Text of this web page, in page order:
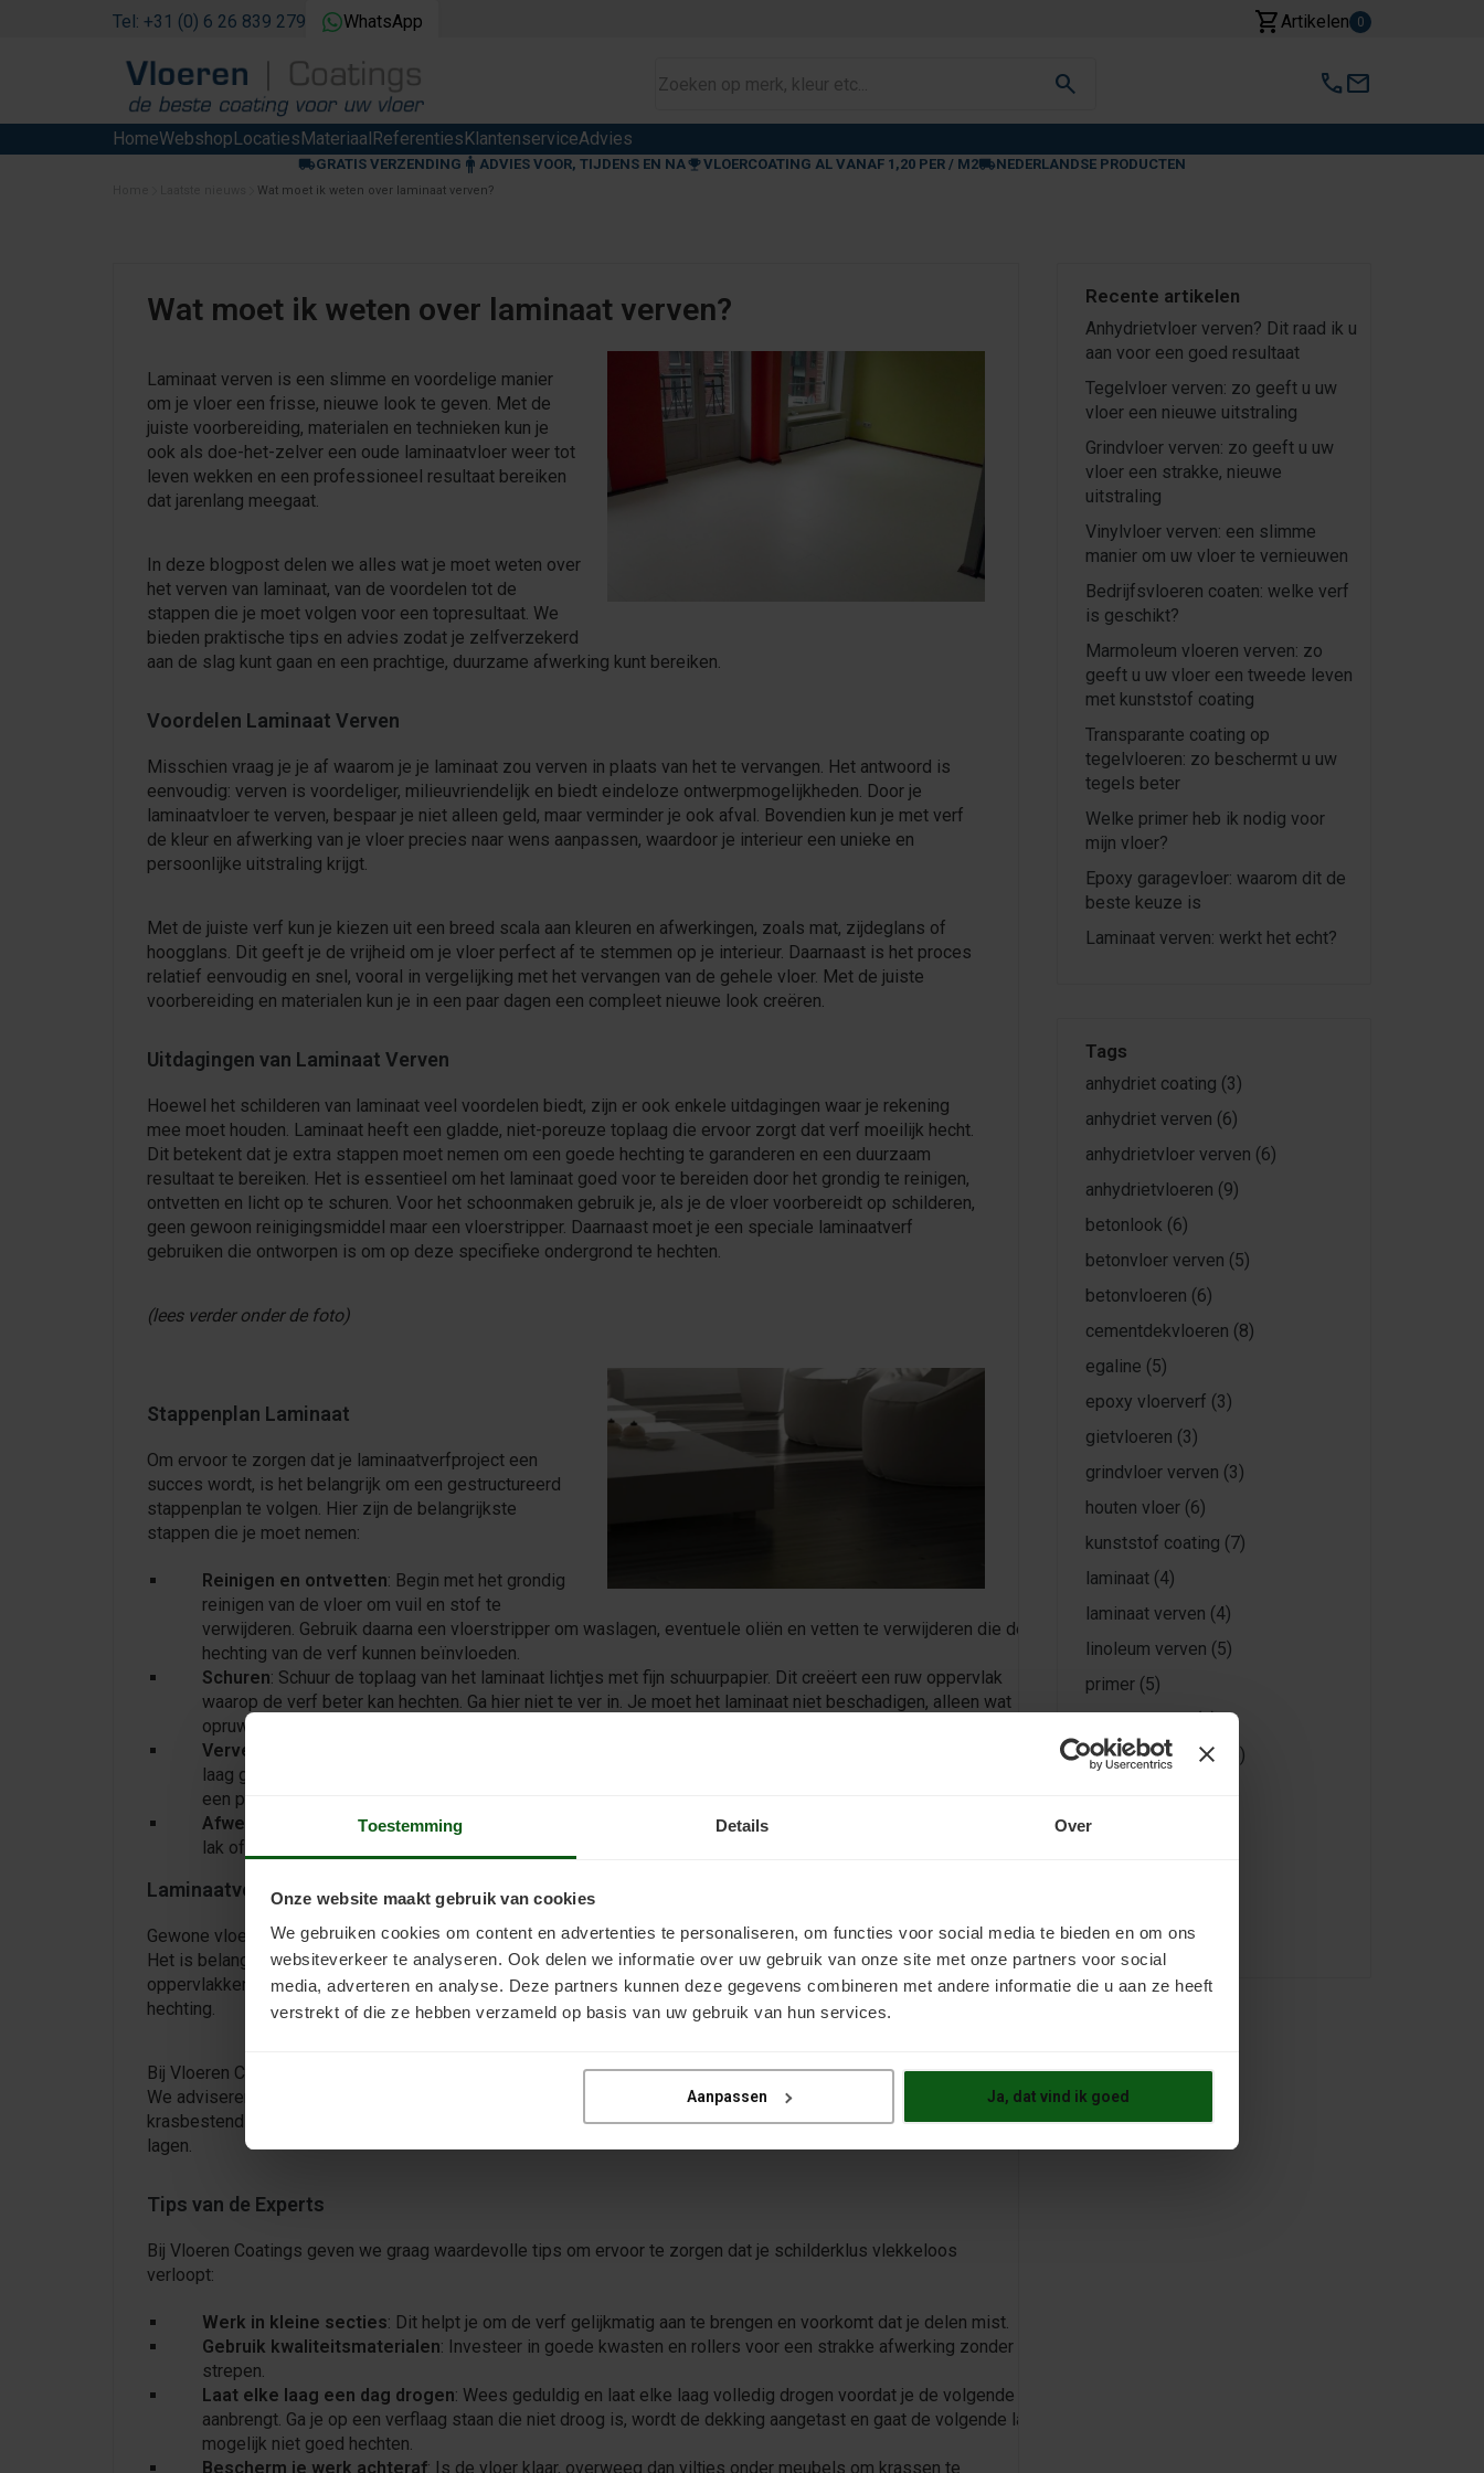
Toestemming Details Over
Onze website maakt gebruik van cookies
We gebruiken cookies om content en advertenties te personaliseren, om functies voor social media te bieden en om ons
websiteverkeer te analyseren. Ook delen we informatie over uw gebruik van onze site met onze partners voor social
media, adverteren en analyse. Deze partners kunnen deze gegevens combineren met andere informatie die u aan ze heeft
verstrekt of die ze hebben verzameld op basis van uw gebruik van hun services.
Aanpassen Ja, dat vind ik goed
Tel: +31 (0) 6 26 839 279 WhatsApp shopping_cartArtikelen 0
search callmail
HomeWebshopLocatiesMateriaalReferentiesKlantenserviceAdvies
GRATIS VERZENDING ADVIES VOOR, TIJDENS EN NA VLOERCOATING AL VANAF 1,20 PER / M2 NEDERLANDSE PRODUCTEN
Wat moet ik weten over laminaat verven?
Wat moet ik weten over laminaat verven?
Laminaat verven is een slimme en voordelige manier
om je vloer een frisse, nieuwe look te geven. Met de
juiste voorbereiding, materialen en technieken kun je
ook als doe-het-zelver een oude laminaatvloer weer tot
leven wekken en een professioneel resultaat bereiken
dat jarenlang meegaat.
In deze blogpost delen we alles wat je moet weten over
het verven van laminaat, van de voordelen tot de
stappen die je moet volgen voor een topresultaat. We
bieden praktische tips en advies zodat je zelfverzekerd
aan de slag kunt gaan en een prachtige, duurzame afwerking kunt bereiken.
Voordelen Laminaat Verven
Misschien vraag je je af waarom je je laminaat zou verven in plaats van het te vervangen. Het antwoord is
eenvoudig: verven is voordeliger, milieuvriendelijk en biedt eindeloze ontwerpmogelijkheden. Door je
laminaatvloer te verven, bespaar je niet alleen geld, maar verminder je ook afval. Bovendien kun je met verf
de kleur en afwerking van je vloer precies naar wens aanpassen, waardoor je interieur een unieke en
persoonlijke uitstraling krijgt.
Met de juiste verf kun je kiezen uit een breed scala aan kleuren en afwerkingen, zoals mat, zijdeglans of
hoogglans. Dit geeft je de vrijheid om je vloer perfect af te stemmen op je interieur. Daarnaast is het proces
relatief eenvoudig en snel, vooral in vergelijking met het vervangen van de gehele vloer. Met de juiste
voorbereiding en materialen kun je in een paar dagen een compleet nieuwe look creëren.
Uitdagingen van Laminaat Verven
Hoewel het schilderen van laminaat veel voordelen biedt, zijn er ook enkele uitdagingen waar je rekening
mee moet houden. Laminaat heeft een gladde, niet-poreuze toplaag die ervoor zorgt dat verf moeilijk hecht.
Dit betekent dat je extra stappen moet nemen om een goede hechting te garanderen en een duurzaam
resultaat te bereiken. Het is essentieel om het laminaat goed voor te bereiden door het grondig te reinigen,
ontvetten en licht op te schuren. Voor het schoonmaken gebruik je, als je de vloer voorbereidt op schilderen,
geen gewoon reinigingsmiddel maar een vloerstripper. Daarnaast moet je een speciale laminaatverf
gebruiken die ontworpen is om op deze specifieke ondergrond te hechten.
(lees verder onder de foto)
Stappenplan Laminaat
Om ervoor te zorgen dat je laminaatverfproject een
succes wordt, is het belangrijk om een gestructureerd
stappenplan te volgen. Hier zijn de belangrijkste
stappen die je moet nemen:
Reinigen en ontvetten: Begin met het grondig
reinigen van de vloer om vuil en stof te
verwijderen. Gebruik daarna een vloerstripper om waslagen, eventuele oliën en vetten te verwijderen die de
hechting van de verf kunnen beïnvloeden.
Schuren: Schuur de toplaag van het laminaat lichtjes met fijn schuurpapier. Dit creëert een ruw oppervlak
waarop de verf beter kan hechten. Ga hier niet te ver in. Je moet het laminaat niet beschadigen, alleen wat
opruwen.
Verven
laag goed drogen voordat je een nieuwe aanbrengt. Dit duur circa 24 uur. Kunststofcoating voor laminaat maakt
een primer overbodig!
Afwerking
: Voor extra duurzaamheid kun je een beschermende toplaag aanbrengen, zoals een transparante
lak of sealer. Dit helpt de verf te beschermen tegen slijtage en krassen.
Laminaatverf kopen
Gewone vloerverf hecht meestal slecht op laminaat, vanwege het kunststof toplaagje dat laminaat afsluit.
Het is belangrijk om een verf te kiezen die speciaal is ontworpen voor dit soort gladde, niet-poreuze
oppervlakken. Kunststofcoating of speciale laminaatverf is kras- en slijtvast en biedt een uitstekende
hechting.
Bij Vloeren Coatings raden we Inno Coatings producten aan voor een duurzame en esthetische afwerking.
We adviseren de
voor dit soort vloeren. Deze coating is ontworpen om een sterke,
krasbestendige afwerking te bieden die lang meegaat. Voor het beste resultaat adviseren we minimaal twee
lagen.
Tips van de Experts
Bij Vloeren Coatings geven we graag waardevolle tips om ervoor te zorgen dat je schilderklus vlekkeloos
verloopt:
Werk in kleine secties: Dit helpt je om de verf gelijkmatig aan te brengen en voorkomt dat je delen mist.
Gebruik kwaliteitsmaterialen: Investeer in goede kwasten en rollers voor een strakke afwerking zonder
strepen.
Laat elke laag een dag drogen: Wees geduldig en laat elke laag volledig drogen voordat je de volgende
aanbrengt. Ga je op een verflaag staan die niet droog is, wordt de dekking aangetast en gaat de volgende laag
mogelijk niet goed hechten.
Bescherm je werk achteraf: Is de vloer klaar, overweeg dan viltjes onder meubels om krassen te
Recente artikelen
Anhydrietvloer verven? Dit raad ik u
aan voor een goed resultaat
Tegelvloer verven: zo geeft u uw
vloer een nieuwe uitstraling
Grindvloer verven: zo geeft u uw
vloer een strakke, nieuwe
uitstraling
Vinylvloer verven: een slimme
manier om uw vloer te vernieuwen
Bedrijfsvloeren coaten: welke verf
is geschikt?
Marmoleum vloeren verven: zo
geeft u uw vloer een tweede leven
met kunststof coating
Transparante coating op
tegelvloeren: zo beschermt u uw
tegels beter
Welke primer heb ik nodig voor
mijn vloer?
Epoxy garagevloer: waarom dit de
beste keuze is
Laminaat verven: werkt het echt?
Tags
anhydriet coating (3)
anhydriet verven (6)
anhydrietvloer verven (6)
anhydrietvloeren (9)
betonlook (6)
betonvloer verven (5)
betonvloeren (6)
cementdekvloeren (8)
egaline (5)
epoxy vloerverf (3)
gietvloeren (3)
grindvloer verven (3)
houten vloer (6)
kunststof coating (7)
laminaat (4)
laminaat verven (4)
linoleum verven (5)
primer (5)
tegels verven(9)
tegelvloer verven
(5)
vloer verven
vloerverf(37)